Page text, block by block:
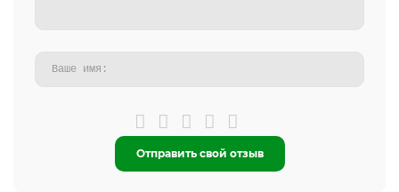
Отправить свой отзыв